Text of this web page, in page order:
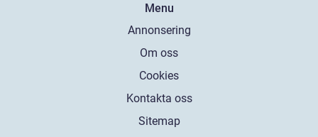
Menu
Annonsering
Om oss
Cookies
Kontakta oss
Sitemap